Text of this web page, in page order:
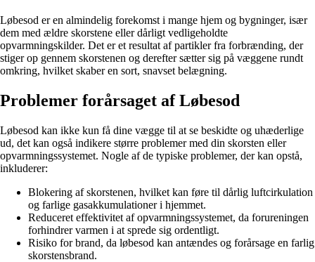
Løbesod er en almindelig forekomst i mange hjem og bygninger, især
dem med ældre skorstene eller dårligt vedligeholdte
opvarmningskilder. Det er et resultat af partikler fra forbrænding, der
stiger op gennem skorstenen og derefter sætter sig på væggene rundt
omkring, hvilket skaber en sort, snavset belægning.
Problemer forårsaget af Løbesod
Løbesod kan ikke kun få dine vægge til at se beskidte og uhæderlige
ud, det kan også indikere større problemer med din skorsten eller
opvarmningssystemet. Nogle af de typiske problemer, der kan opstå,
inkluderer:
Blokering af skorstenen, hvilket kan føre til dårlig luftcirkulation
og farlige gasakkumulationer i hjemmet.
Reduceret effektivitet af opvarmningssystemet, da forureningen
forhindrer varmen i at sprede sig ordentligt.
Risiko for brand, da løbesod kan antændes og forårsage en farlig
skorstensbrand.